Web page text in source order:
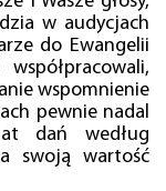
w audycjach
do Ewangelii
wspomnienie
pewnie nadal
dań według
swoją wartość